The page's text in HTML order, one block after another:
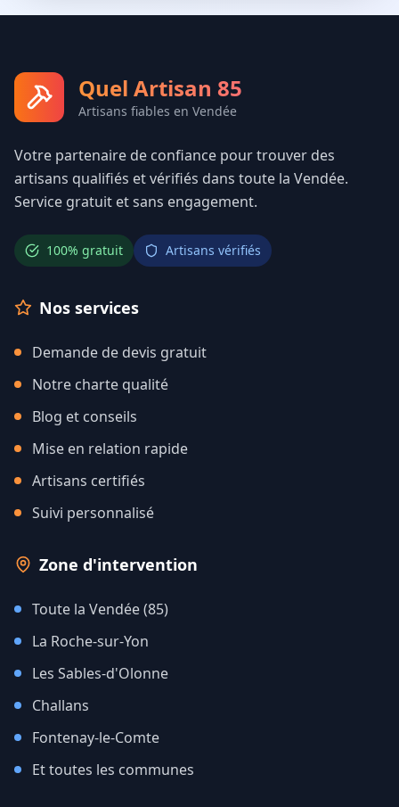
Quel Artisan 85
Artisans fiables en Vendée
Votre partenaire de confiance pour trouver des
artisans qualifiés et vérifiés dans toute la Vendée.
Service gratuit et sans engagement.
100% gratuit Artisans vérifiés
Nos services
Demande de devis gratuit
Notre charte qualité
Blog et conseils
Mise en relation rapide
Artisans certifiés
Suivi personnalisé
Zone d'intervention
Toute la Vendée (85)
La Roche-sur-Yon
Les Sables-d'Olonne
Challans
Fontenay-le-Comte
Et toutes les communes